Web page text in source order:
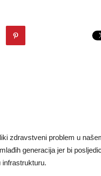
zdravstveni problem u
generacija jer bi
infrastrukturu.